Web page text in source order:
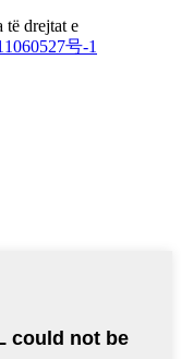
drejtat e
号-1